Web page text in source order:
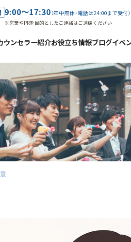
9:00～17:30 （年中無休・電話は24:00まで受付）
※営業やPRを目的としたご連絡はご遠慮ください
ウンセラー紹介お役立ち情報ブログイベ